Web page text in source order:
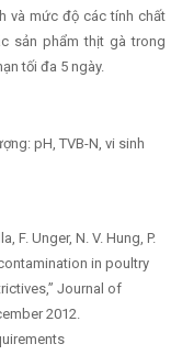
và mức độ các tính chất
sản phẩm thịt gà trong
tối đa 5 ngày.
pH, TVB-N, vi sinh
F. Unger, N. V. Hung, P.
in poultry
Journal of
2012.